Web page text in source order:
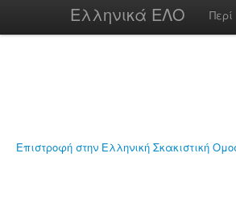
Ελληνικά ΕΛΟ Περί
Επιστροφή στην Ελληνική Σκακιστική